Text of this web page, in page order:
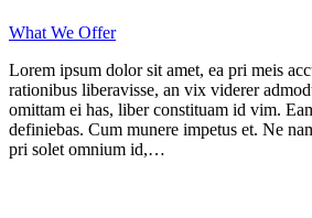
What We Offer
Lorem ipsum dolor sit amet, ea pri meis
rationibus liberavisse, an vix viderer
omittam ei has, liber constituam id vim.
definiebas. Cum munere impetus et. Ne
pri solet omnium id,…